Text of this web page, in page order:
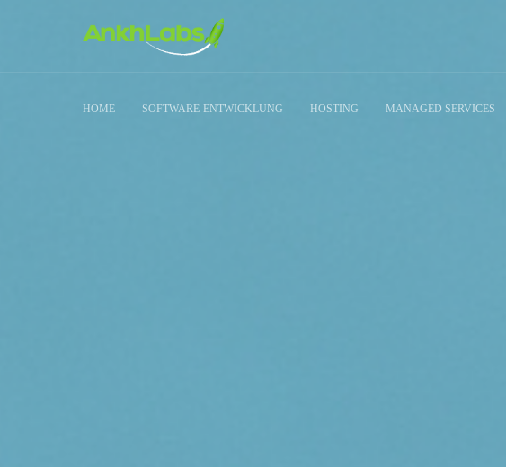
HOME SOFTWARE-ENTWICKLUNG HOSTING MANAGED SERVICES